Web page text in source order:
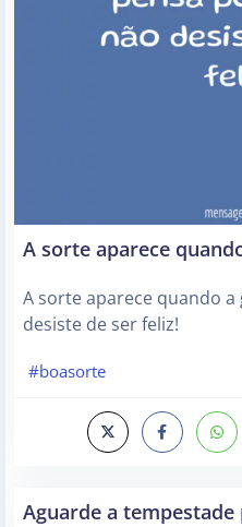
A sorte aparece
A sorte aparece quando
desiste de ser feliz!
#boasorte
Aguarde a tempestade